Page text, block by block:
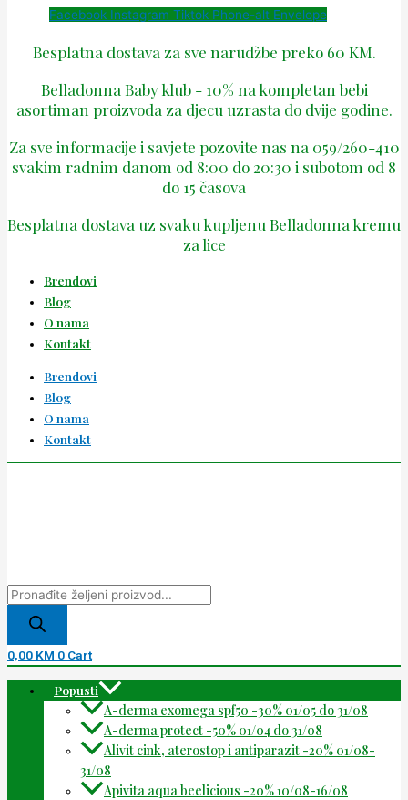
Facebook Instagram Tiktok Phone-alt Envelope
Besplatna dostava za sve narudžbe preko 60 KM.
Belladonna Baby klub - 10% na kompletan bebi
asortiman proizvoda za djecu uzrasta do dvije godine.
Za sve informacije i savjete pozovite nas na 059/260-410
svakim radnim danom od 8:00 do 20:30 i subotom od 8
do 15 časova
Besplatna dostava uz svaku kupljenu Belladonna kremu
za lice
Brendovi
Blog
O nama
Kontakt
Brendovi
Blog
O nama
Kontakt
0,00 KM 0 Cart
Popusti
A-derma exomega spf50 -30% 01/05 do 31/08
A-derma protect -50% 01/04 do 31/08
Alivit cink, aterostop i antiparazit -20% 01/08-
31/08
Apivita aqua beelicious -20% 10/08-16/08